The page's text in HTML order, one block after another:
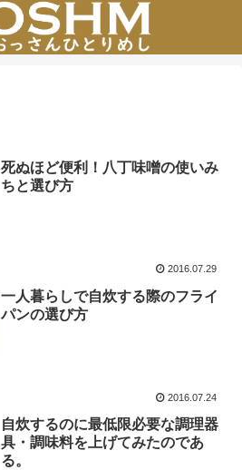
死ぬほど便利！八丁味噌の使いみ
ちと選び方
2016.07.29
一人暮らしで自炊する際のフライ
パンの選び方
2016.07.24
自炊するのに最低限必要な調理器
具・調味料を上げてみたのであ
る。